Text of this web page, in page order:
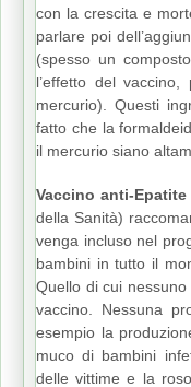
con la crescita e
parlare poi
(spesso un
l’effetto del
mercurio). Questi
fatto che la
il mercurio siano
Vaccino anti-Epatite
della Sanità)
venga incluso nel
bambini in tutto il
Quello di cui
vaccino. Nessuna
esempio la
muco di bambini
delle vittime e la